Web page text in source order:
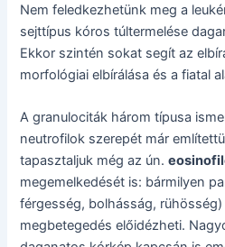
Nem feledkezhetünk meg a
sejttípus kóros túltermelése
Ekkor szintén sokat segít az
morfológiai elbírálása és a fiatal
A granulociták három típusa
neutrofilok szerepét már
tapasztaljuk még az ún.
megemelkedését is: bármilyen
férgesség, bolhásság, rühösség)
megbetegedés előidézheti.